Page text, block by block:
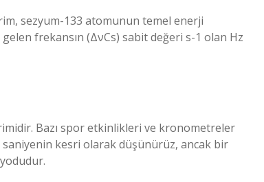
sezyum-133 atomunun temel enerji
frekansın (ΔνCs) sabit değeri s-1 olan Hz
Bazı spor etkinlikleri ve kronometreler
kesri olarak düşünürüz, ancak bir